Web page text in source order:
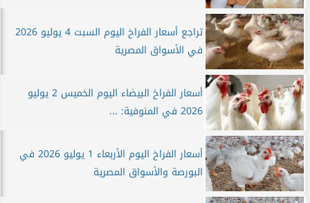
تراجع أسعار الفراخ اليوم السبت 4 يوليو 2026
في الأسواق المصرية
أسعار الفراخ البيضاء اليوم الخميس 2 يوليو
2026 في المنوفية: ...
أسعار الفراخ اليوم الأربعاء 1 يوليو 2026 في
البورصة والأسواق المصرية